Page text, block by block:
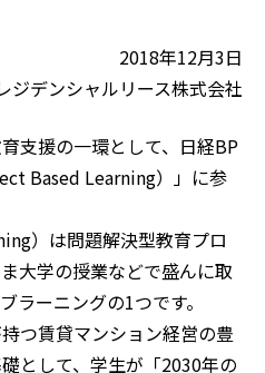
2018年12月3日
ジデンシャルリース株式会社
支援の一環として、日経BP
Based Learning）」に参
）は問題解決型教育プロ
大学の授業などで盛んに取
ラーニングの1つです。
つ賃貸マンション経営の豊
として、学生が「2030年の